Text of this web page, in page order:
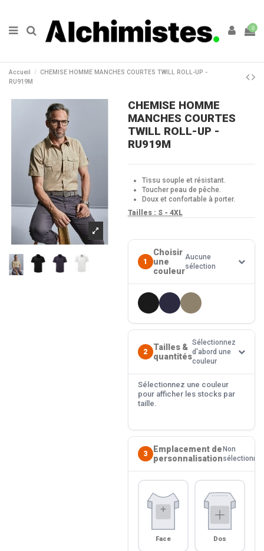
0
Accueil
CHEMISE HOMME MANCHES COURTES TWILL ROLL-UP -
RU919M
CHEMISE HOMME
MANCHES COURTES
TWILL ROLL-UP -
RU919M
Tissu souple et résistant.
Toucher peau de pêche.
Doux et confortable à porter.
Tailles : S - 4XL
1
Choisir
une
couleur
Aucune
sélection
2
Tailles &
quantités
Sélectionnez
d'abord une
couleur
Sélectionnez une couleur
pour afficher les stocks par
taille.
3
Emplacement de
personnalisation
Non
sélectionné
Face Dos